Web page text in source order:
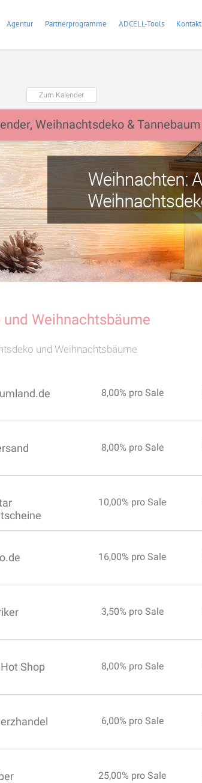
Agentur Partnerprogramme ADCELL-Tools Kontakt
Zum Kalender
Weihnachtsdeko & Tannebaum
Weihnachtsbäume
und Weihnachtsbäume
8,00% pro Sale
8,00% pro Sale
10,00% pro Sale
16,00% pro Sale
3,50% pro Sale
Shop 8,00% pro Sale
6,00% pro Sale
25,00% pro Sale